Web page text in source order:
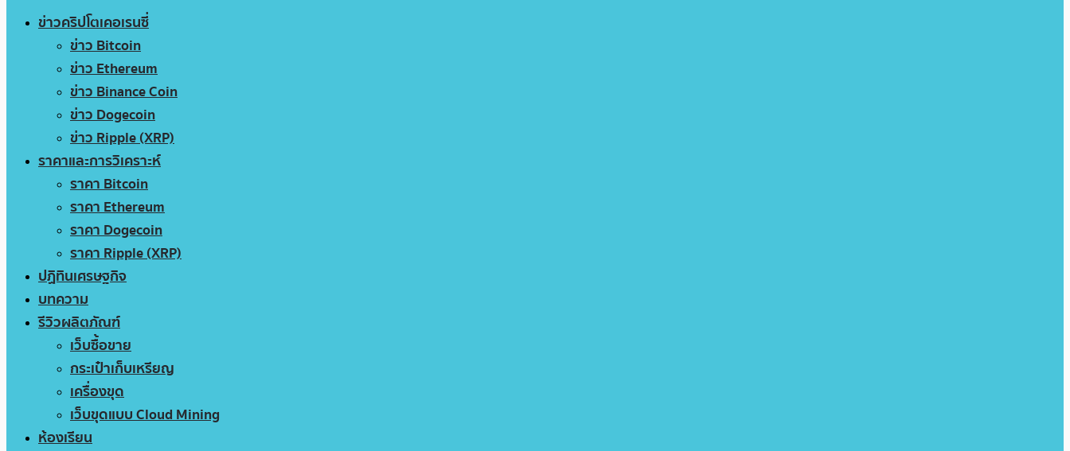
ข่าวคริปโตเคอเรนซี่
ข่าว Bitcoin
ข่าว Ethereum
ข่าว Binance Coin
ข่าว Dogecoin
ข่าว Ripple (XRP)
ราคาและการวิเคราะห์
ราคา Bitcoin
ราคา Ethereum
ราคา Dogecoin
ราคา Ripple (XRP)
ปฏิทินเศรษฐกิจ
บทความ
รีวิวผลิตภัณฑ์
เว็บซื้อขาย
กระเป๋าเก็บเหรียญ
เครื่องขุด
เว็บขุดแบบ Cloud Mining
ห้องเรียน